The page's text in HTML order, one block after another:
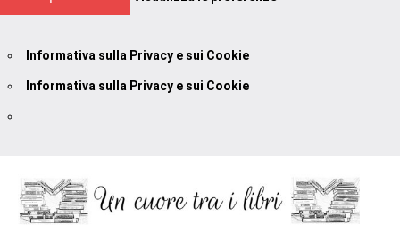
Informativa sulla Privacy e sui Cookie
Informativa sulla Privacy e sui Cookie
contenuto